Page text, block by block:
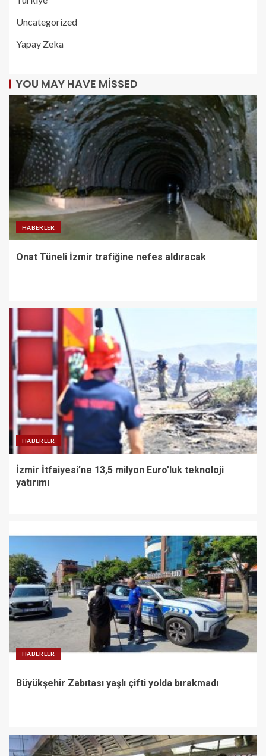
Uncategorized
Yapay Zeka
YOU MAY HAVE MISSED
HABERLER
Onat Tüneli İzmir trafiğine nefes aldıracak
HABERLER
İzmir İtfaiyesi’ne 13,5 milyon Euro’luk teknoloji
yatırımı
HABERLER
Büyükşehir Zabıtası yaşlı çifti yolda bırakmadı